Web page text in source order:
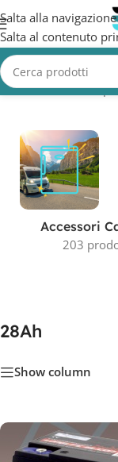
Salta alla navigazione
Salta al contenuto
Home/Prodotto
Accessori
203
28Ah
Show column